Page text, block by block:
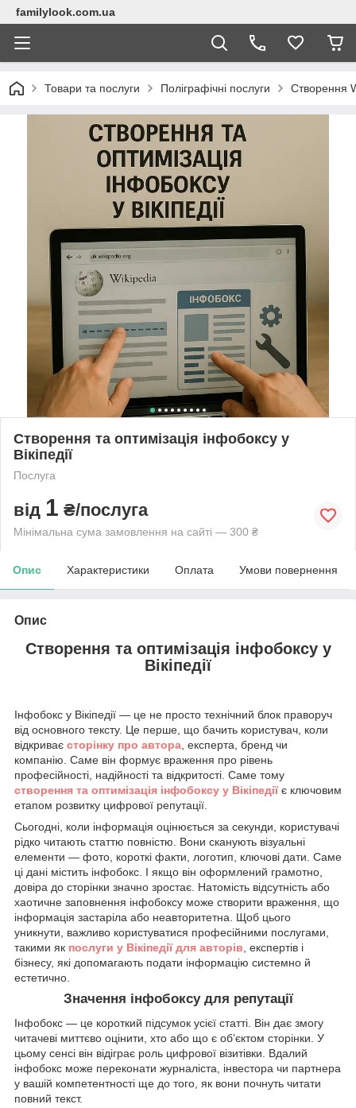
familylook.com.ua
Товари та послуги Поліграфічні послуги Створення
Створення та оптимізація інфобоксу у
Вікіпедії
Послуга
від 1 ₴/послуга
Мінімальна сума замовлення на сайті — 300 ₴
Опис Характеристики Оплата Умови повернення
Опис
Створення та оптимізація інфобоксу у
Вікіпедії
Інфобокс у Вікіпедії — це не просто технічний блок праворуч
від основного тексту. Це перше, що бачить користувач, коли
відкриває сторінку про автора, експерта, бренд чи
компанію. Саме він формує враження про рівень
професійності, надійності та відкритості. Саме тому
створення та оптимізація інфобоксу у Вікіпедіїє ключовим
етапом розвитку цифрової репутації.
Сьогодні, коли інформація оцінюється за секунди, користувачі
рідко читають статтю повністю. Вони сканують візуальні
елементи — фото, короткі факти, логотип, ключові дати. Саме
ці дані містить інфобокс. І якщо він оформлений грамотно,
довіра до сторінки значно зростає. Натомість відсутність або
хаотичне заповнення інфобоксу може створити враження, що
інформація застаріла або неавторитетна. Щоб цього
уникнути, важливо користуватися професійними послугами,
такими як послуги у Вікіпедії для авторів, експертів і
бізнесу, які допомагають подати інформацію системно й
естетично.
Значення інфобоксу для репутації
Інфобокс — це короткий підсумок усієї статті. Він дає змогу
читачеві миттєво оцінити, хто або що є об’єктом сторінки. У
цьому сенсі він відіграє роль цифрової візитівки. Вдалий
інфобокс може переконати журналіста, інвестора чи партнера
у вашій компетентності ще до того, як вони почнуть читати
повний текст.